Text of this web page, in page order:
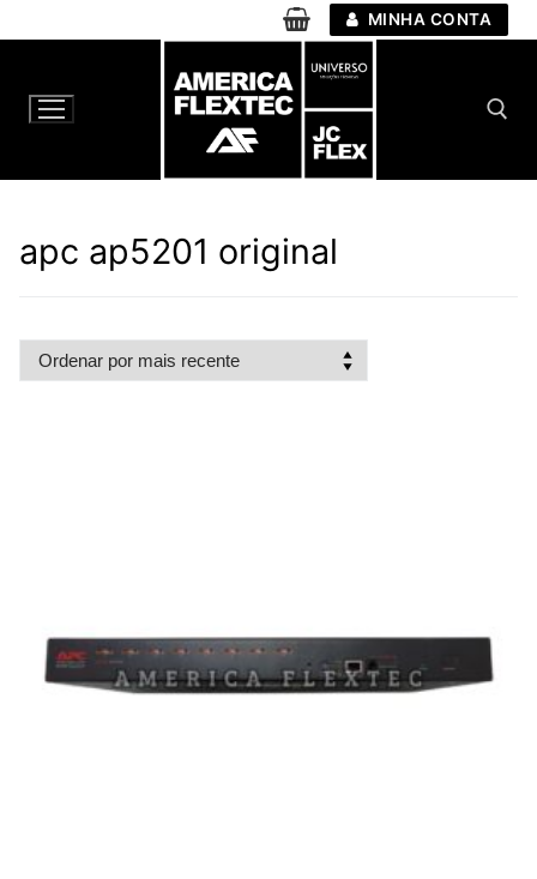
para
conteúdo
MINHA CONTA
apc ap5201 original